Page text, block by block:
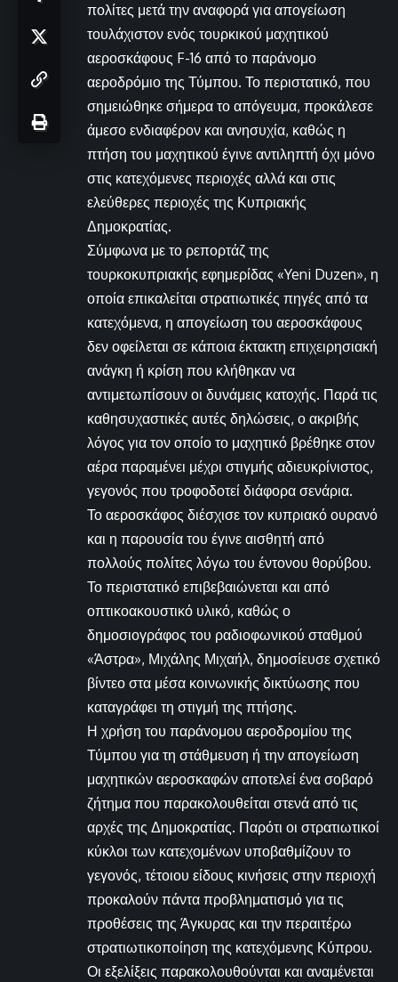
πολίτες μετά την αναφορά για απογείωση
τουλάχιστον ενός τουρκικού μαχητικού
αεροσκάφους F-16 από το παράνομο
αεροδρόμιο της Τύμπου. Το περιστατικό, που
σημειώθηκε σήμερα το απόγευμα, προκάλεσε
άμεσο ενδιαφέρον και ανησυχία, καθώς η
πτήση του μαχητικού έγινε αντιληπτή όχι μόνο
στις κατεχόμενες περιοχές αλλά και στις
ελεύθερες περιοχές της Κυπριακής
Δημοκρατίας.
Σύμφωνα με το ρεπορτάζ της
τουρκοκυπριακής εφημερίδας «Yeni Duzen», η
οποία επικαλείται στρατιωτικές πηγές από τα
κατεχόμενα, η απογείωση του αεροσκάφους
δεν οφείλεται σε κάποια έκτακτη επιχειρησιακή
ανάγκη ή κρίση που κλήθηκαν να
αντιμετωπίσουν οι δυνάμεις κατοχής. Παρά τις
καθησυχαστικές αυτές δηλώσεις, ο ακριβής
λόγος για τον οποίο το μαχητικό βρέθηκε στον
αέρα παραμένει μέχρι στιγμής αδιευκρίνιστος,
γεγονός που τροφοδοτεί διάφορα σενάρια.
Το αεροσκάφος διέσχισε τον κυπριακό ουρανό
και η παρουσία του έγινε αισθητή από
πολλούς πολίτες λόγω του έντονου θορύβου.
Το περιστατικό επιβεβαιώνεται και από
οπτικοακουστικό υλικό, καθώς ο
δημοσιογράφος του ραδιοφωνικού σταθμού
«Άστρα», Μιχάλης Μιχαήλ, δημοσίευσε σχετικό
βίντεο στα μέσα κοινωνικής δικτύωσης που
καταγράφει τη στιγμή της πτήσης.
Η χρήση του παράνομου αεροδρομίου της
Τύμπου για τη στάθμευση ή την απογείωση
μαχητικών αεροσκαφών αποτελεί ένα σοβαρό
ζήτημα που παρακολουθείται στενά από τις
αρχές της Δημοκρατίας. Παρότι οι στρατιωτικοί
κύκλοι των κατεχομένων υποβαθμίζουν το
γεγονός, τέτοιου είδους κινήσεις στην περιοχή
προκαλούν πάντα προβληματισμό για τις
προθέσεις της Άγκυρας και την περαιτέρω
στρατιωτικοποίηση της κατεχόμενης Κύπρου.
Οι εξελίξεις παρακολουθούνται και αναμένεται